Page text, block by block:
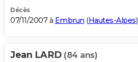
Décès
07/11/2007 à Embrun (Hautes-Alpes)
Jean LARD (84 ans)